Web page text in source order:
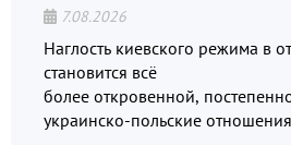
7.08.2026
Наглость киевского режима в
становится всё
более откровенной,
украинско-польские